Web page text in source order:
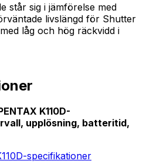
står sig i jämförelse med
livslängd för Shutter
låg och hög räckvidd i
K110D-
upplösning, batteritid,
specifikationer